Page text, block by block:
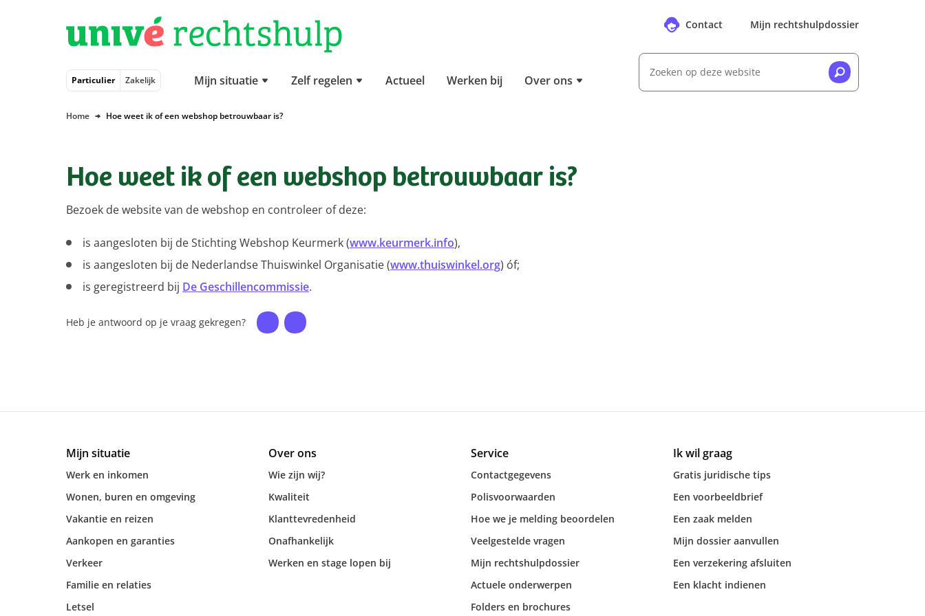
Naar hoofdinhoud
Naar hoofdnavigatie
Naar footer Contact Mijn rechtshulpdossier
Particulier Zakelijk Mijn situatie Zelf regelen Actueel Werken bij Over ons
Zoeken op deze website
Home Hoe weet ik of een webshop betrouwbaar is?
Hoe weet ik of een webshop betrouwbaar is?
Bezoek de website van de webshop en controleer of deze:
is aangesloten bij de Stichting Webshop Keurmerk (www.keurmerk.info),
is aangesloten bij de Nederlandse Thuiswinkel Organisatie (www.thuiswinkel.org) óf;
is geregistreerd bij De Geschillencommissie.
Heb je antwoord op je vraag gekregen?
Mijn situatie
Werk en inkomen
Wonen, buren en omgeving
Vakantie en reizen
Aankopen en garanties
Verkeer
Familie en relaties
Letsel
Over ons
Wie zijn wij?
Kwaliteit
Klanttevredenheid
Onafhankelijk
Werken en stage lopen bij
Service
Contactgegevens
Polisvoorwaarden
Hoe we je melding beoordelen
Veelgestelde vragen
Mijn rechtshulpdossier
Actuele onderwerpen
Folders en brochures
Ik wil graag
Gratis juridische tips
Een voorbeeldbrief
Een zaak melden
Mijn dossier aanvullen
Een verzekering afsluiten
Een klacht indienen